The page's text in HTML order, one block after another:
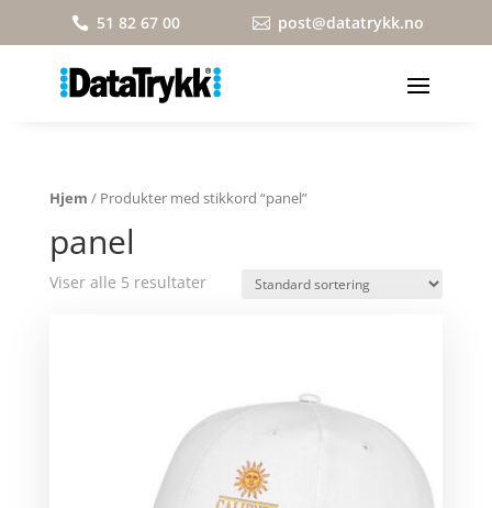
 51 82 67 00  post@datatrykk.no
Hjem / Produkter med stikkord “panel”
panel
Viser alle 5 resultater